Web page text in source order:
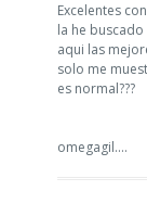
Excelentes
la he
aqui las
solo me
es normal???
omegagil....